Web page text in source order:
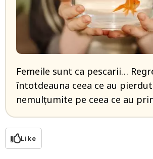
Femeile sunt ca pescarii…
întotdeauna ceea ce au
nemulțumite pe ceea ce au
Like